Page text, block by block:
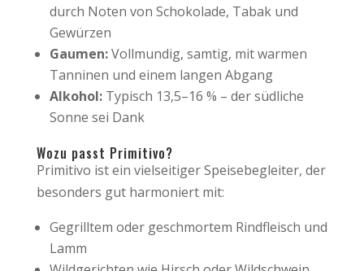
durch Noten von Schokolade, Tabak und
Gewürzen
Gaumen:Vollmundig, samtig, mit warmen
Tanninen und einem langen Abgang
Alkohol:Typisch 13,5–16 % – der südliche
Sonne sei Dank
Wozu passt Primitivo?
Primitivo ist ein vielseitiger Speisebegleiter, der
besonders gut harmoniert mit:
Gegrilltem oder geschmortem Rindfleisch und
Lamm